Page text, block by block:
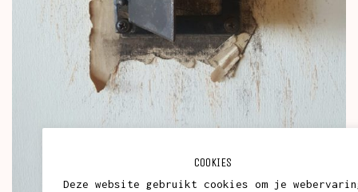
COOKIES
Deze website gebruikt cookies om je